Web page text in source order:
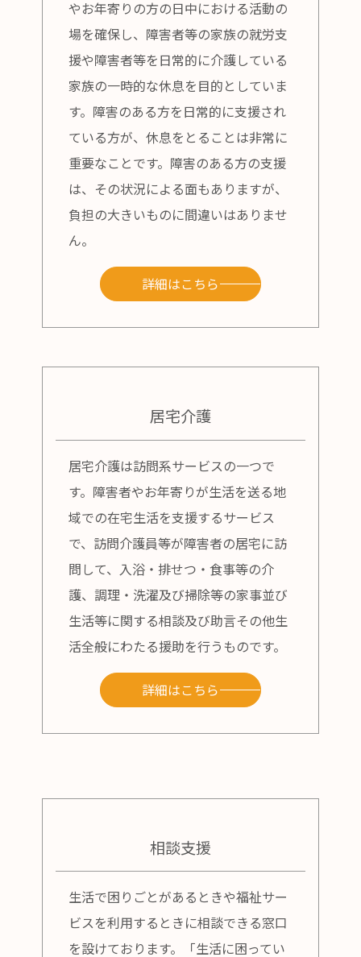
やお年寄りの方の日中における活動の
場を確保し、障害者等の家族の就労支
援や障害者等を日常的に介護している
家族の一時的な休息を目的としていま
す。障害のある方を日常的に支援され
ている方が、休息をとることは非常に
重要なことです。障害のある方の支援
は、その状況による面もありますが、
負担の大きいものに間違いはありませ
ん。
詳細はこちら
居宅介護
居宅介護は訪問系サービスの一つで
す。障害者やお年寄りが生活を送る地
域での在宅生活を支援するサービス
で、訪問介護員等が障害者の居宅に訪
問して、入浴・排せつ・食事等の介
護、調理・洗濯及び掃除等の家事並び
生活等に関する相談及び助言その他生
活全般にわたる援助を行うものです。
詳細はこちら
相談支援
生活で困りごとがあるときや福祉サー
ビスを利用するときに相談できる窓口
を設けております。「生活に困ってい